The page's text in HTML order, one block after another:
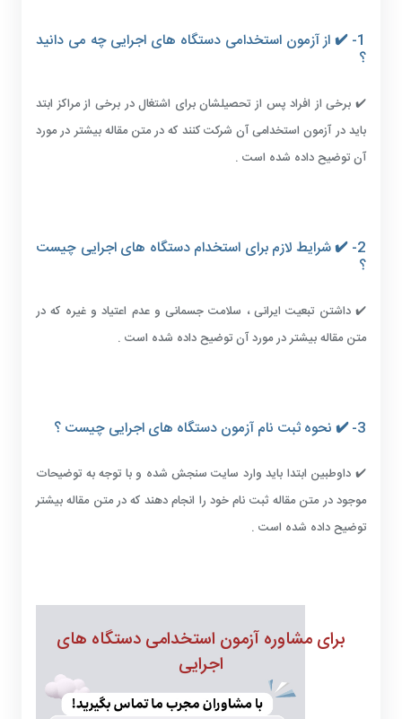
1- ✔️ از آزمون استخدامی دستگاه های اجرایی چه می دانید
؟
✔️ برخی از افراد پس از تحصیلشان برای اشتغال در برخی از مراکز ابتد
باید در آزمون استخدامی آن شرکت کنند که در متن مقاله بیشتر در مورد
آن توضیح داده شده است .
2- ✔️ شرایط لازم برای استخدام دستگاه های اجرایی چیست
؟
✔️ داشتن تبعیت ایرانی ، سلامت جسمانی و عدم اعتیاد و غیره که در
متن مقاله بیشتر در مورد آن توضیح داده شده است .
3- ✔️ نحوه ثبت نام آزمون دستگاه های اجرایی چیست ؟
✔️ داوطبین ابتدا باید وارد سایت سنجش شده و با توجه به توضیحات
موجود در متن مقاله ثبت نام خود را انجام دهند که در متن مقاله بیشتر
توضیح داده شده است .
برای مشاورهآزمون استخدامی دستگاه های
اجرایی